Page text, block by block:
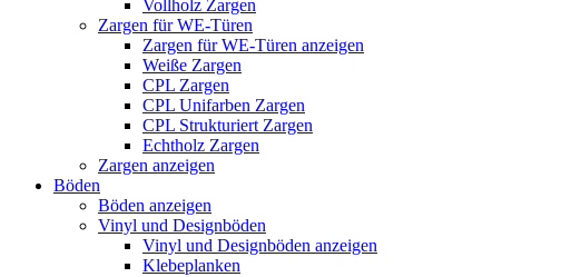
Vollholz Zargen
Zargen für WE-Türen
Zargen für WE-Türen anzeigen
Weiße Zargen
CPL Zargen
CPL Unifarben Zargen
CPL Strukturiert Zargen
Echtholz Zargen
Zargen anzeigen
Böden
Böden anzeigen
Vinyl und Designböden
Vinyl und Designböden anzeigen
Klebeplanken